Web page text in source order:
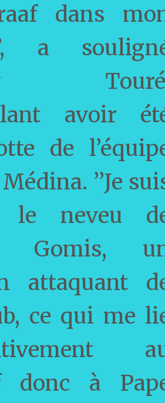
dans
a
avoir
de
’’Je
le neveu
Gomis,
attaquant
ce qui me
donc à